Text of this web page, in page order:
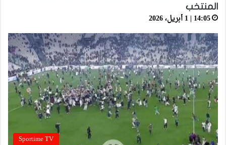
المنتخب
14:05 | 1 أبريل، 2026
Sportime TV